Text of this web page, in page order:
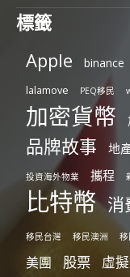
標籤
Apple binance
lalamove PEQ移民
加密貨幣
品牌故事 地
投資海外物業 攜程
比特幣 消
移民台灣 移民澳洲 移
美團 股票 虛